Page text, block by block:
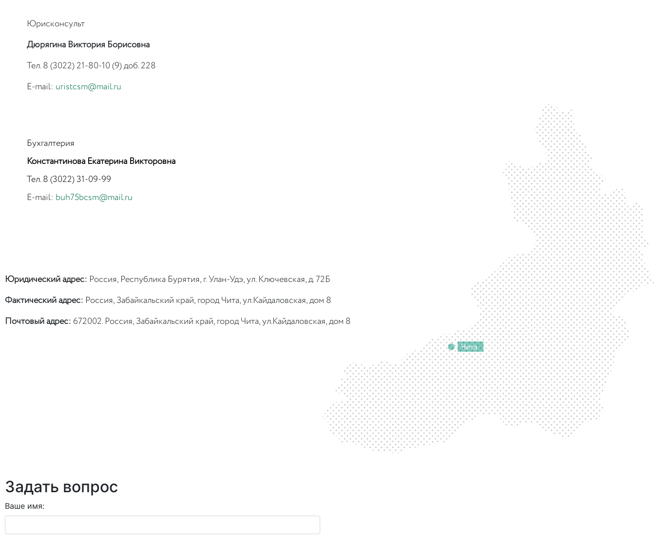
Юрисконсульт
Дюрягина Виктория Борисовна
Тел. 8 (3022) 21-80-10 (9) доб. 228
E-mail: uristcsm@mail.ru
Бухгалтерия
Константинова Екатерина Викторовна
Тел. 8 (3022) 31-09-99
E-mail: buh75bcsm@mail.ru
Юридический адрес: Россия, Республика Бурятия, г. Улан-Удэ, ул. Ключевская, д. 72Б
Фактический адрес: Россия, Забайкальский край, город Чита, ул.Кайдаловская, дом 8
Почтовый адрес: 672002. Россия, Забайкальский край, город Чита, ул.Кайдаловская, дом 8
Задать вопрос
Ваше имя: